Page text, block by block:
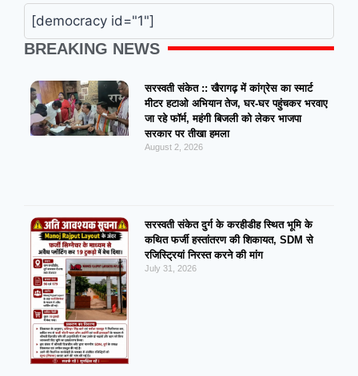
[democracy id="1"]
BREAKING NEWS
सरस्वती संकेत :: खैरागढ़ में कांग्रेस का स्मार्ट
मीटर हटाओ अभियान तेज, घर-घर पहुंचकर भरवाए
जा रहे फॉर्म, महंगी बिजली को लेकर भाजपा
सरकार पर तीखा हमला
August 2, 2026
सरस्वती संकेत दुर्ग के करहीडीह स्थित भूमि के
कथित फर्जी हस्तांतरण की शिकायत, SDM से
रजिस्ट्रियां निरस्त करने की मांग
July 31, 2026